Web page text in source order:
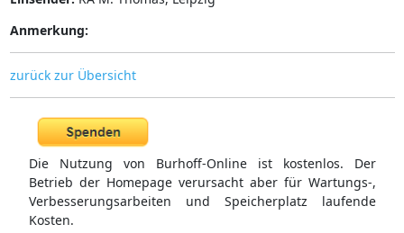
Anmerkung:
zurück zur Übersicht
Die Nutzung von Burhoff-Online ist kostenlos. Der
Betrieb der Homepage verursacht aber für Wartungs-,
Verbesserungsarbeiten und Speicherplatz laufende
Kosten.